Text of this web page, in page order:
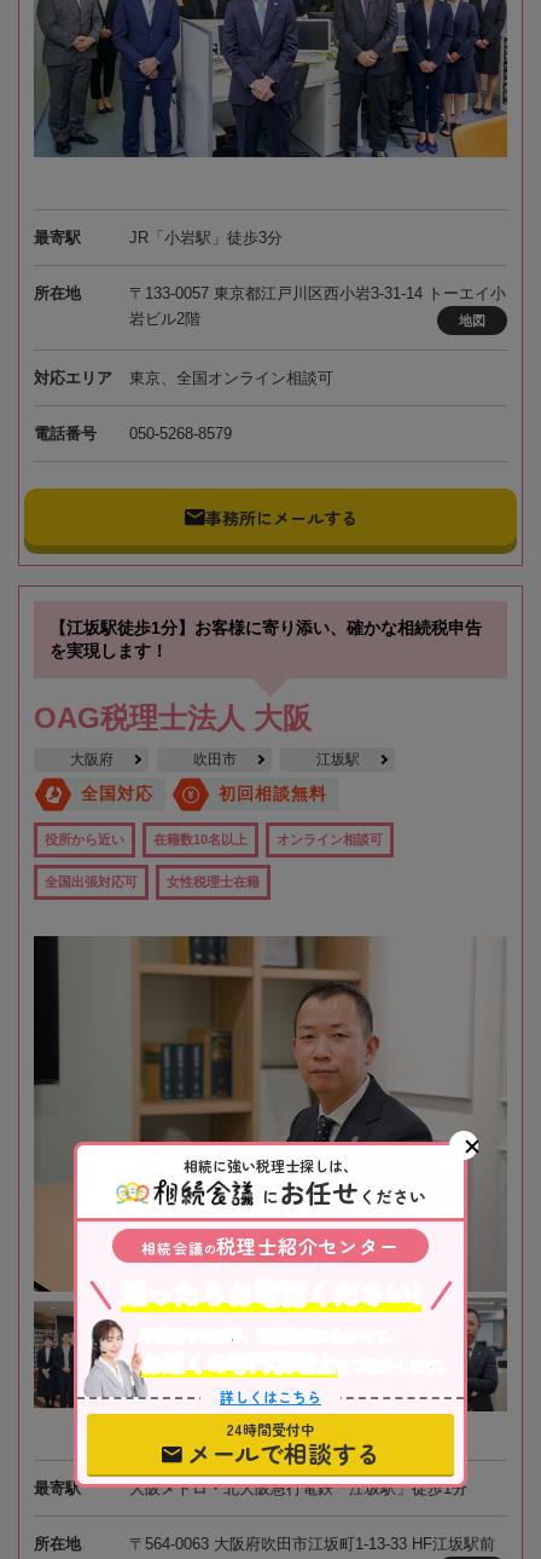
最寄駅 JR「小岩駅」徒歩3分
所在地
〒133-0057 東京都江戸川区西小岩3-31-14 トーエイ小
岩ビル2階
地図
対応エリア 東京、全国オンライン相談可
電話番号 050-5268-8579
事務所にメールする
【江坂駅徒歩1分】お客様に寄り添い、確かな相続税申告
を実現します！
OAG税理士法人 大阪
大阪府 吹田市 江坂駅
全国対応 初回相談無料
役所から近い 在籍数10名以上 オンライン相談可
全国出張対応可 女性税理士在籍
最寄駅 大阪メトロ・北大阪急行電鉄「江坂駅」徒歩1分
所在地
〒564-0063 大阪府吹田市江坂町1-13-33 HF江坂駅前
相続に強い税理士探しは、
にお任せ ください
相続会議の税理士紹介センター
不動産や株式等、相続資産に合わせて、
お近くの専門税理士
をご紹介します。
詳しくはこちら
24時間受付中
メールで相談する